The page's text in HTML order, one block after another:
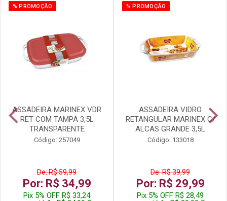
% PROMOÇÃO
ASSADEIRA MARINEX VDR
RET COM TAMPA 3,5L
TRANSPARENTE
Código: 257049
De: R$ 59,99
Por: R$ 34,99
Pix 5% OFF R$ 33,24
% PROMOÇÃO
ASSADEIRA VIDRO
RETANGULAR MARINEX C/
ALCAS GRANDE 3,5L
Código: 133018
De: R$ 39,99
Por: R$ 29,99
Pix 5% OFF R$ 28,49